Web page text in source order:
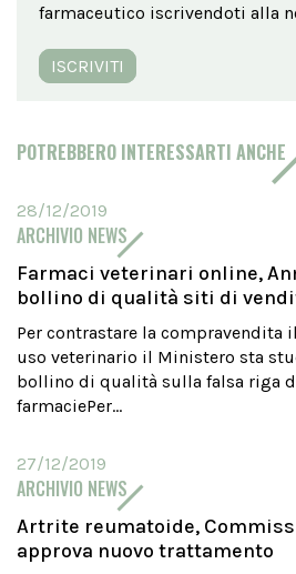
farmaceutico iscrivendoti alla
ISCRIVITI
POTREBBERO INTERESSARTI ANCHE
28/12/2019
ARCHIVIO NEWS
Farmaci veterinari online,
bollino di qualità siti di
Per contrastare la compravendita
uso veterinario il Ministero sta
bollino di qualità sulla falsa riga
farmaciePer...
27/12/2019
ARCHIVIO NEWS
Artrite reumatoide,
approva nuovo trattamento